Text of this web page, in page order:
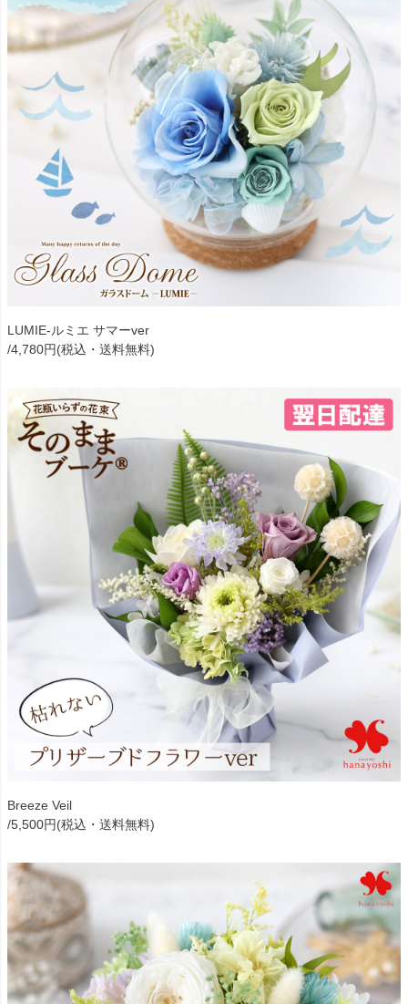
LUMIE-ルミエ サマーver
/4,780円(税込・送料無料)
Breeze Veil
/5,500円(税込・送料無料)